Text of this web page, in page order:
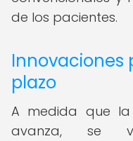
de los pacientes.
Innovaciones
plazo
A medida que la
avanza, se